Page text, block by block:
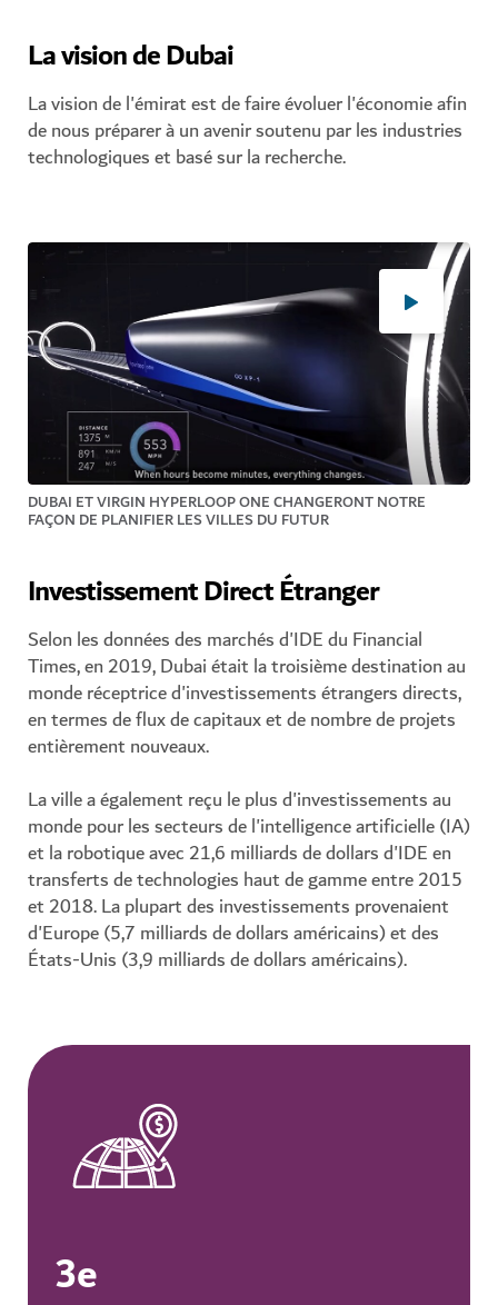
La vision de Dubai
La vision de l'émirat est de faire évoluer l'économie afin
de nous préparer à un avenir soutenu par les industries
technologiques et basé sur la recherche.
DUBAI ET VIRGIN HYPERLOOP ONE CHANGERONT NOTRE
FAÇON DE PLANIFIER LES VILLES DU FUTUR
Investissement Direct Étranger
Selon les données des marchés d'IDE du Financial
Times, en 2019, Dubai était la troisième destination au
monde réceptrice d'investissements étrangers directs,
en termes de flux de capitaux et de nombre de projets
entièrement nouveaux.
La ville a également reçu le plus d'investissements au
monde pour les secteurs de l'intelligence artificielle (IA)
et la robotique avec 21,6 milliards de dollars d'IDE en
transferts de technologies haut de gamme entre 2015
et 2018. La plupart des investissements provenaient
d'Europe (5,7 milliards de dollars américains) et des
États-Unis (3,9 milliards de dollars américains).
3e